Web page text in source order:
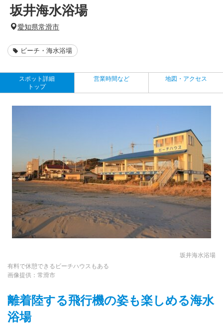
坂井海水浴場
愛知県常滑市
ビーチ・海水浴場
スポット詳細
トップ
営業時間など 地図・アクセス
坂井海水浴場
有料で休憩できるビーチハウスもある
画像提供：常滑市
離着陸する飛行機の姿も楽しめる海水
浴場